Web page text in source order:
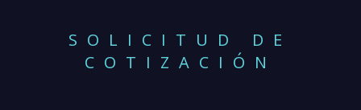
SOLICITUD DE
COTIZACIÓN